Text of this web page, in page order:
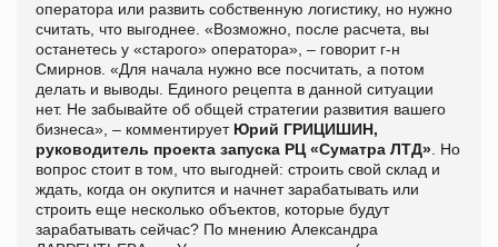
оператора или развить собственную логистику, но нужно
считать, что выгоднее. «Возможно, после расчета, вы
останетесь у «старого» оператора», – говорит г-н
Смирнов. «Для начала нужно все посчитать, а потом
делать и выводы. Единого рецепта в данной ситуации
нет. Не забывайте об общей стратегии развития вашего
бизнеса», – комментирует Юрий ГРИЦИШИН,
руководитель проекта запуска РЦ «Суматра ЛТД» . Но
вопрос стоит в том, что выгодней: строить свой склад и
ждать, когда он окупится и начнет зарабатывать или
строить еще несколько объектов, которые будут
зарабатывать сейчас? По мнению Александра